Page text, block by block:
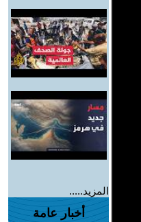
المزيد.....
أخبار عامة